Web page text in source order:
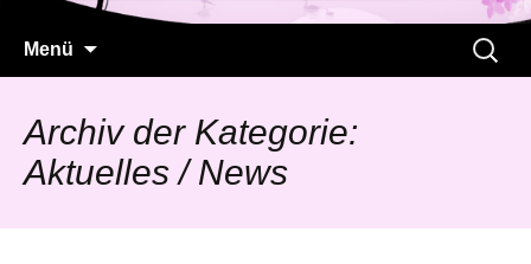
Menü
Suchen
nach:
Archiv der Kategorie:
Aktuelles / News